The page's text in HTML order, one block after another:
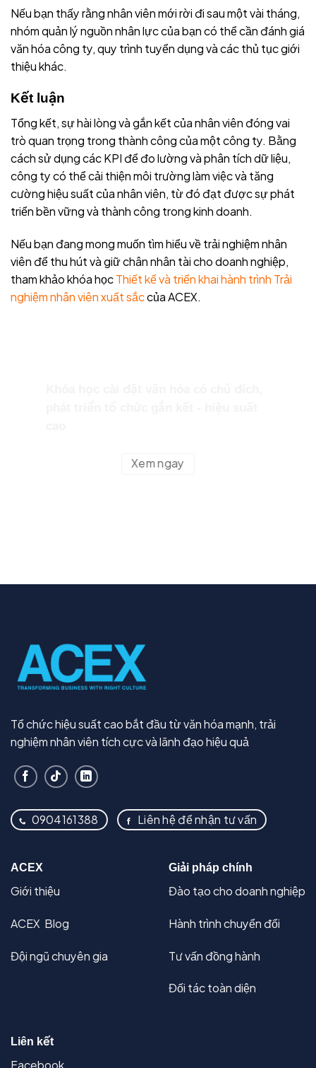
Nếu bạn thấy rằng nhân viên mới rời đi sau một vài tháng,
nhóm quản lý nguồn nhân lực của bạn có thể cần đánh giá
văn hóa công ty, quy trình tuyển dụng và các thủ tục giới
thiệu khác.
Kết luận
Tổng kết, sự hài lòng và gắn kết của nhân viên đóng vai
trò quan trọng trong thành công của một công ty. Bằng
cách sử dụng các KPI để đo lường và phân tích dữ liệu,
công ty có thể cải thiện môi trường làm việc và tăng
cường hiệu suất của nhân viên, từ đó đạt được sự phát
triển bền vững và thành công trong kinh doanh.
Nếu bạn đang mong muốn tìm hiểu về trải nghiệm nhân
viên để thu hút và giữ chân nhân tài cho doanh nghiệp,
tham khảo khóa họcThiết kế và triển khai hành trình Trải
nghiệm nhân viên xuất sắccủa ACEX.
Xem ngay
Tổ chức hiệu suất cao bắt đầu từ văn hóa mạnh, trải
nghiệm nhân viên tích cực và lãnh đạo hiệu quả
0904161388 Liên hệ để nhận tư vấn
ACEX
Giới thiệu
ACEX Blog
Đội ngũ chuyên gia
Giải pháp chính
Đào tạo cho doanh nghiệp
Hành trình chuyển đổi
Tư vấn đồng hành
Đối tác toàn diện
Liên kết
Facebook